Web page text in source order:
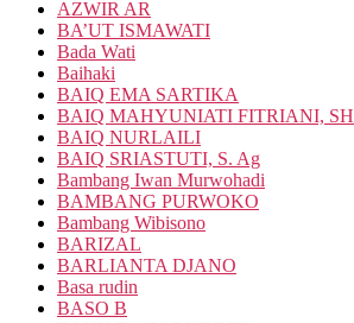
AZWIR AR
BA’UT ISMAWATI
Bada Wati
Baihaki
BAIQ EMA SARTIKA
BAIQ MAHYUNIATI FITRIANI, SH
BAIQ NURLAILI
BAIQ SRIASTUTI, S. Ag
Bambang Iwan Murwohadi
BAMBANG PURWOKO
Bambang Wibisono
BARIZAL
BARLIANTA DJANO
Basa rudin
BASO B